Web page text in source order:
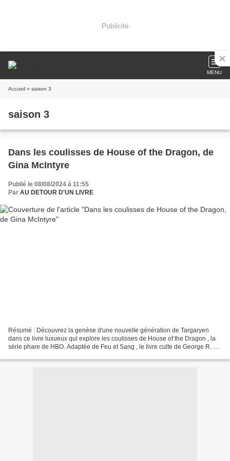
Publicité
MENU
Accueil » saison 3
saison 3
Dans les coulisses de House of the Dragon, de
Gina McIntyre
Publié le 08/08/2024 à 11:55
Par AU DETOUR D'UN LIVRE
Résumé : Découvrez la genèse d'une nouvelle génération de Targaryen
dans ce livre luxueux qui explore les coulisses de House of the Dragon , la
série phare de HBO. Adaptée de Feu et Sang , le livre culte de George R. R.